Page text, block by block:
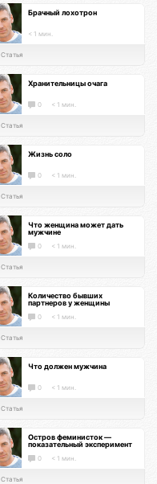
Брачный лохотрон
< 1 мин.
Статья
Хранительницы очага
0 < 1 мин.
Статья
Жизнь соло
0 < 1 мин.
Статья
Что женщина может дать
мужчине
0 < 1 мин.
Статья
Количество бывших
партнеров у женщины
0 < 1 мин.
Статья
Что должен мужчина
0 < 1 мин.
Статья
Остров феминисток —
показательный эксперимент
0 < 1 мин.
Статья